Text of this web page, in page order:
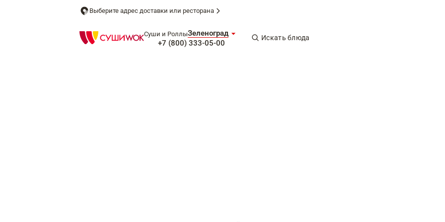
Выберите адрес доставки или ресторана
Суши и РоллыЗеленоград
+7 (800) 333-05-00
Искать блюда